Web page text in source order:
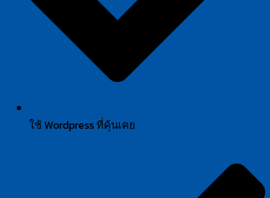
ใช้ Wordpress ที่คุ้นเคย